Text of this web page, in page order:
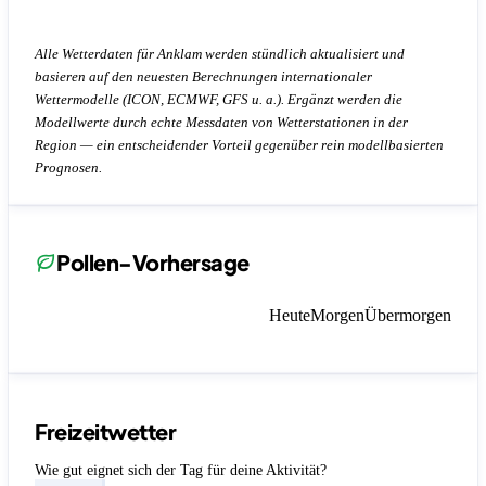
Alle Wetterdaten für Anklam werden stündlich aktualisiert und
basieren auf den neuesten Berechnungen internationaler
Wettermodelle (ICON, ECMWF, GFS u. a.). Ergänzt werden die
Modellwerte durch echte Messdaten von Wetterstationen in der
Region — ein entscheidender Vorteil gegenüber rein modellbasierten
Prognosen.
Pollen-Vorhersage
HeuteMorgenÜbermorgen
Freizeitwetter
Wie gut eignet sich der Tag für deine Aktivität?